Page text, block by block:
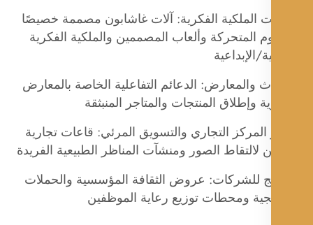
الملكية الفكرية: آلات غاشابون مصممة خصيصًا
المتحركة وألعاب المصممين والملكية الفكرية
الإبداعية
والمعارض: الدعائم التفاعلية الخاصة بالمعارض
وإطلاق المنتجات والمتاجر المنبثقة
المركز التجاري والتسويق المرئي: قاعات تجارية
لالتقاط الصور ومنشآت المناظر الطبيعية الفريدة
للشركات: عروض الثقافة المؤسسية والحملات
ومحطات توزيع رعاية الموظفين